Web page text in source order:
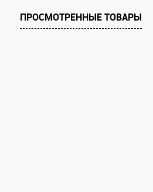
В избранное
Под заказ
ПРОСМОТРЕННЫЕ ТОВАРЫ